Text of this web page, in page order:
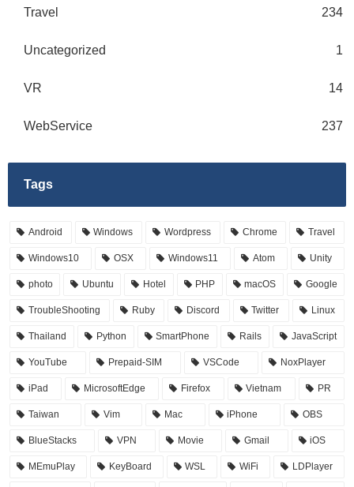
Travel 234
Uncategorized 1
VR 14
WebService 237
Tags
Android Windows Wordpress Chrome Travel
Windows10 OSX Windows11 Atom Unity
photo Ubuntu Hotel PHP macOS Google
TroubleShooting Ruby Discord Twitter Linux
Thailand Python SmartPhone Rails JavaScript
YouTube Prepaid-SIM VSCode NoxPlayer
iPad MicrosoftEdge Firefox Vietnam PR
Taiwan Vim Mac iPhone OBS
BlueStacks VPN Movie Gmail iOS
MEmuPlay KeyBoard WSL WiFi LDPlayer